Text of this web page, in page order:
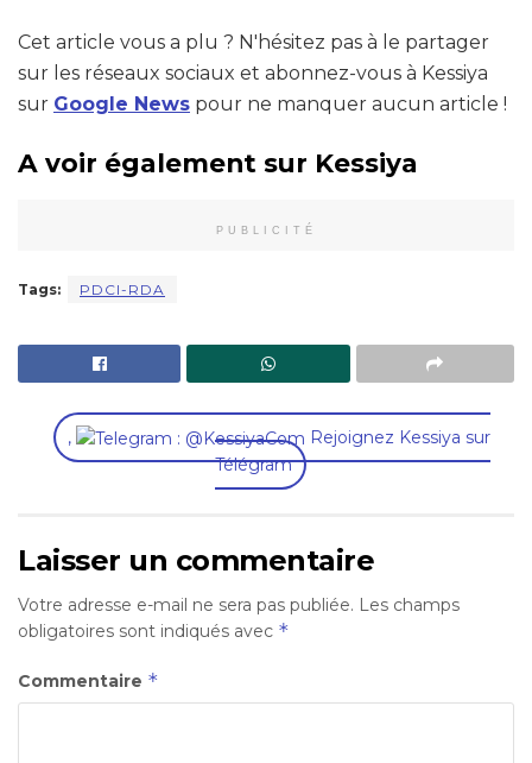
Cet article vous a plu ? N'hésitez pas à le partager
sur les réseaux sociaux et abonnez-vous à Kessiya
sur Google News pour ne manquer aucun article !
A voir également sur Kessiya
PUBLICITÉ
Tags: PDCI-RDA
,
Rejoignez Kessiya sur
Télégram
Laisser un commentaire
Votre adresse e-mail ne sera pas publiée. Les champs
obligatoires sont indiqués avec *
Commentaire *